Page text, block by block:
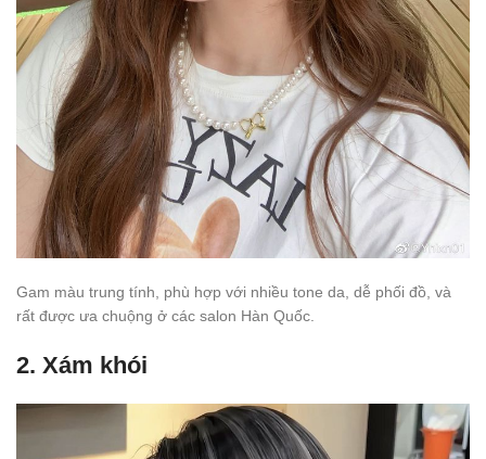
Gam màu trung tính, phù hợp với nhiều tone da, dễ phối đồ, và
rất được ưa chuộng ở các salon Hàn Quốc.
2. Xám khói